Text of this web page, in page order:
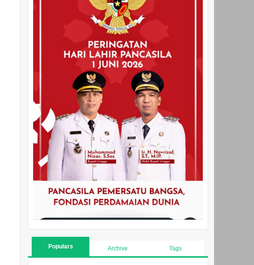
Populars Archive Tags